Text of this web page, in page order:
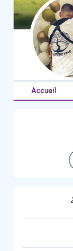
Accueil